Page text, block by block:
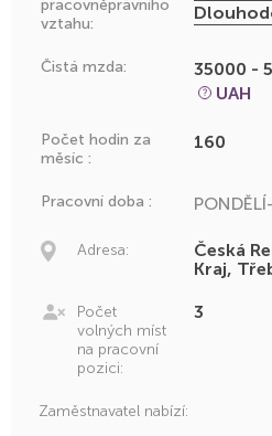
pracovněprávního
vztahu:
Čistá mzda:
35000 -
UAH
Počet hodin za
měsíc :
160
Pracovní doba :
Adresa:
Česká
Kraj,
Počet
volných míst
na pracovní
pozici:
3
Zaměstnavatel nabízí: